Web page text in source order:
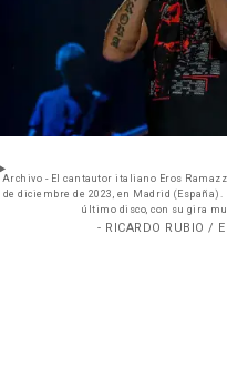
Archivo - El cantautor italiano Eros
de diciembre de 2023, en Madrid
último disco, con su gira
- RICARDO RUBIO /